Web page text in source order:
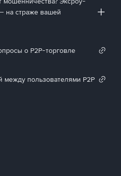
на страже вашей
о P2P-торговле
между пользователями P2P